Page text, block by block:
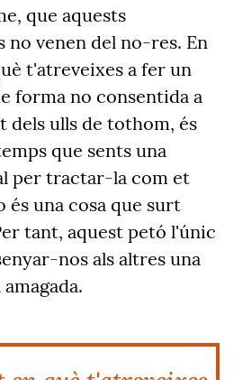
que aquests
venen del no-res. En
t'atreveixes a fer un
forma no consentida a
dels ulls de tothom, és
que sents una
per tractar-la com et
és una cosa que surt
tant, aquest petó l'únic
nos als altres una